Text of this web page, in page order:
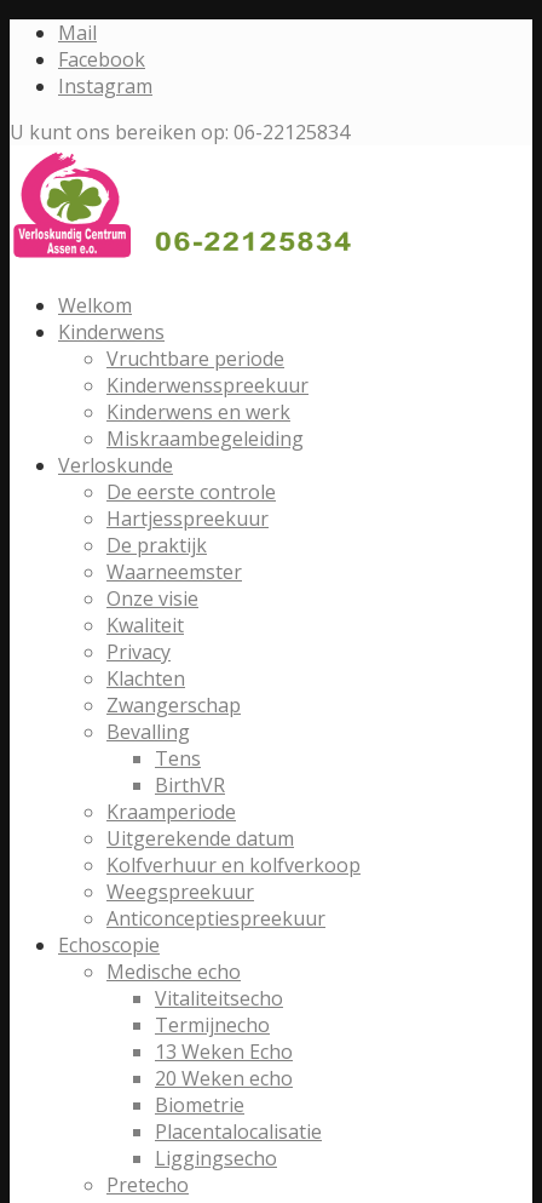
Mail
Facebook
Instagram
U kunt ons bereiken op: 06-22125834
Welkom
Kinderwens
Vruchtbare periode
Kinderwensspreekuur
Kinderwens en werk
Miskraambegeleiding
Verloskunde
De eerste controle
Hartjesspreekuur
De praktijk
Waarneemster
Onze visie
Kwaliteit
Privacy
Klachten
Zwangerschap
Bevalling
Tens
BirthVR
Kraamperiode
Uitgerekende datum
Kolfverhuur en kolfverkoop
Weegspreekuur
Anticonceptiespreekuur
Echoscopie
Medische echo
Vitaliteitsecho
Termijnecho
13 Weken Echo
20 Weken echo
Biometrie
Placentalocalisatie
Liggingsecho
Pretecho